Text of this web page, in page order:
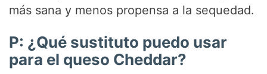
más sana y menos propensa a la sequedad.
P: ¿Qué sustituto puedo usar
para el queso Cheddar?